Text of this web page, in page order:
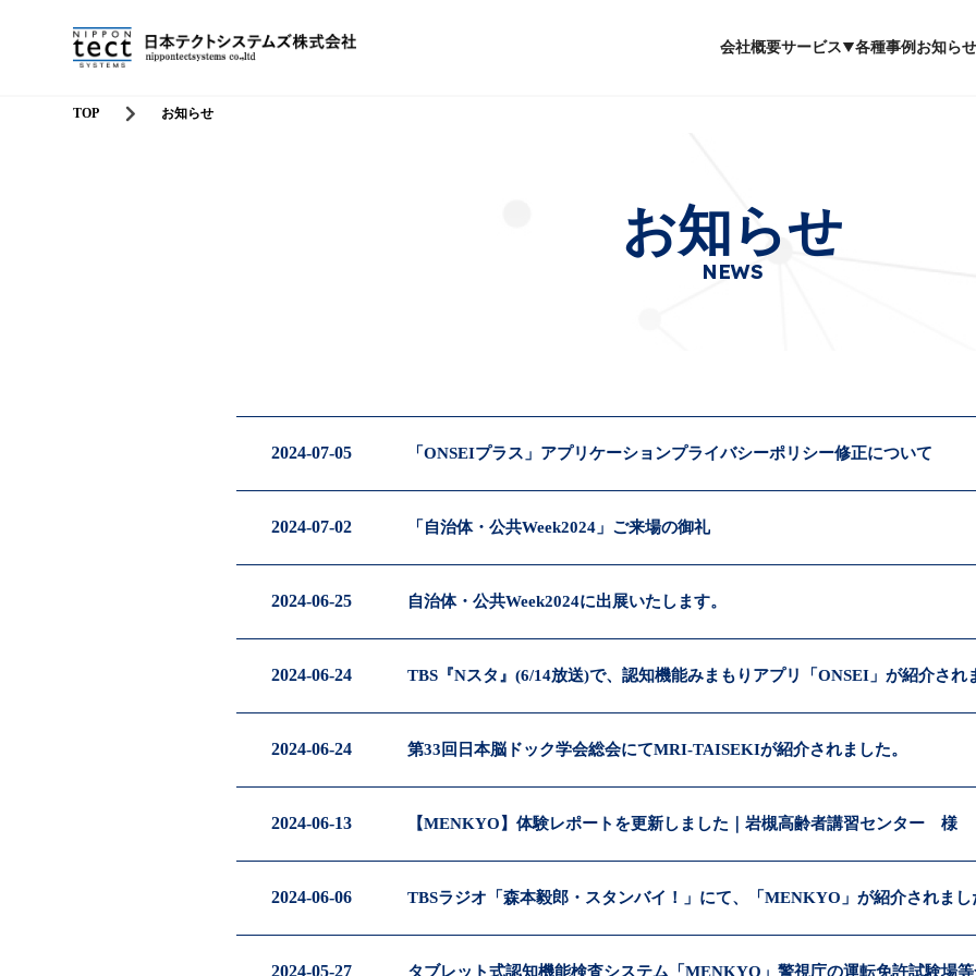
会社概要サービス 各種事例 お知らせ
TOP お知らせ
お知らせ
NEWS
2024-07-05 「ONSEIプラス」アプリケーションプライバシーポリシー修正について
2024-07-02 「自治体・公共Week2024」ご来場の御礼
2024-06-25 自治体・公共Week2024に出展いたします。
2024-06-24 TBS『Nスタ』(6/14放送)で、認知機能みまもりアプリ「ONSEI」が紹介され
2024-06-24 第33回日本脳ドック学会総会にてMRI-TAISEKIが紹介されました。
2024-06-13 【MENKYO】体験レポートを更新しました｜岩槻高齢者講習センター 様
2024-06-06 TBSラジオ「森本毅郎・スタンバイ！」にて、「MENKYO」が紹介されまし
2024-05-27 タブレット式認知機能検査システム「MENKYO」警視庁の運転免許試験場